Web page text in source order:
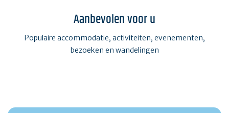
Aanbevolen voor u
Populaire accommodatie, activiteiten, evenementen,
bezoeken en wandelingen